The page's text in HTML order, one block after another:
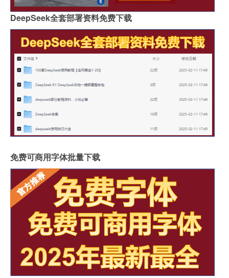
DeepSeek全套部署资料免费下载
免费可商用字体批量下载